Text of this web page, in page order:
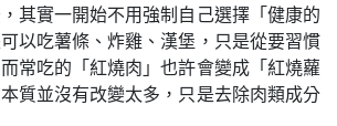
其實一開始不用強制自己選擇「健康的
以吃薯條、炸雞、漢堡，只是從要習慣
常吃的「紅燒肉」也許會變成「紅燒蘿
質並沒有改變太多，只是去除肉類成分